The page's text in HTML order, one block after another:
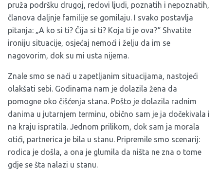
pruža podršku drugoj, redovi ljudi, poznatih i nepoznatih,
članova daljnje familije se gomilaju. I svako postavlja
pitanja: „A ko si ti? Čija si ti? Koja ti je ova?“ Shvatite
ironiju situacije, osjećaj nemoći i želju da im se
nagovorim, dok su mi usta nijema.
Znale smo se naći u zapetljanim situacijama, nastojeći
olakšati sebi. Godinama nam je dolazila žena da
pomogne oko čišćenja stana. Pošto je dolazila radnim
danima u jutarnjem terminu, obično sam je ja dočekivala i
na kraju ispratila. Jednom prilikom, dok sam ja morala
otići, partnerica je bila u stanu. Pripremile smo scenarij:
rodica je došla, a ona je glumila da ništa ne zna o tome
gdje se šta nalazi u stanu.